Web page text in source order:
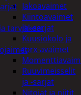
Jakoavaimet
Kiintoavaimet
ja -sarjat
Kuusiokolo ja
torx-avaimet
Ruuvimeisselit
ja -sarjat
Nitojat ja niitit
tarvikkeet